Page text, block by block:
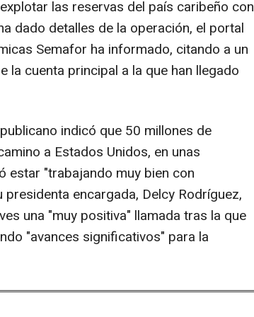
las reservas del país caribeño con
dado detalles de la operación, el portal
Semafor ha informado, citando a un
la cuenta principal a la que han llegado
indicó que 50 millones de
a Estados Unidos, en unas
estar "trabajando muy bien con
encargada, Delcy Rodríguez,
una "muy positiva" llamada tras la que
"avances significativos" para la